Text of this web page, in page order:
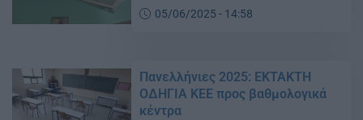
05/06/2025 - 14:58
Πανελλήνιες 2025: ΕΚΤΑΚΤΗ
ΟΔΗΓΙΑ ΚΕΕ προς βαθμολογικά
κέντρα